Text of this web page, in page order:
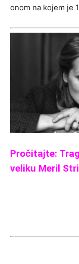
onom na kojem je
Pročitajte:
veliku Meril